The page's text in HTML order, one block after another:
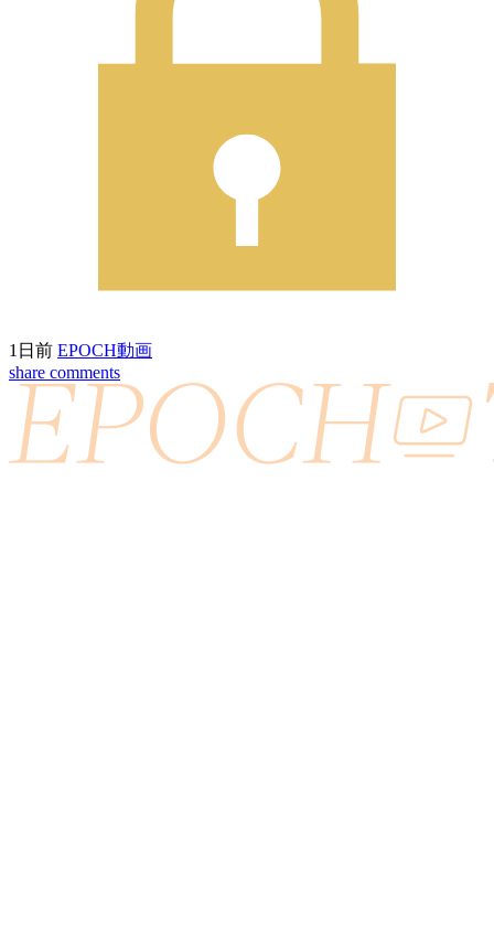
1日前 EPOCH動画
share comments